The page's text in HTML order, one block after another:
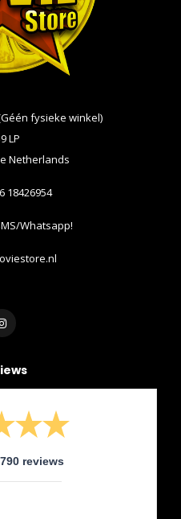
fysieke winkel)
LP
Netherlands
18426954
Whatsapp!
reviews